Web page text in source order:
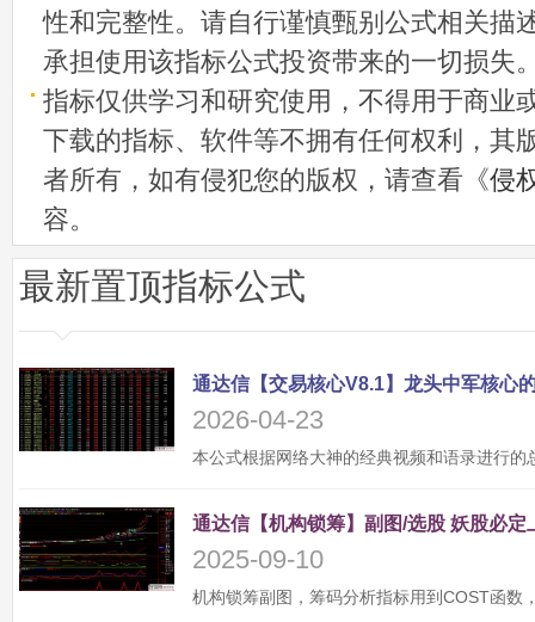
性和完整性。请自行谨慎甄别公式相关描
承担使用该指标公式投资带来的一切损失
指标仅供学习和研究使用，不得用于商业
下载的指标、软件等不拥有任何权利，其
者所有，如有侵犯您的版权，请查看《侵
容。
最新置顶指标公式
2026-04-23
2025-09-10